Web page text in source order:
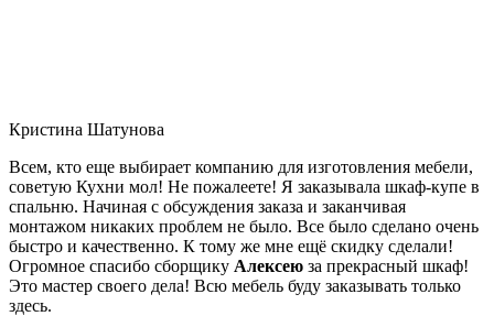
Кристина Шатунова
Всем, кто еще выбирает компанию для изготовления мебели,
советую Кухни мол! Не пожалеете! Я заказывала шкаф-купе в
спальню. Начиная с обсуждения заказа и заканчивая
монтажом никаких проблем не было. Все было сделано очень
быстро и качественно. К тому же мне ещё скидку сделали!
Огромное спасибо сборщику Алексею за прекрасный шкаф!
Это мастер своего дела! Всю мебель буду заказывать только
здесь.